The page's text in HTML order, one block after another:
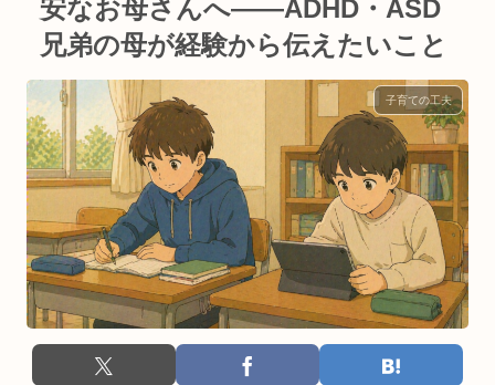
安なお母さんへ——ADHD・ASD
兄弟の母が経験から伝えたいこと
子育ての工夫